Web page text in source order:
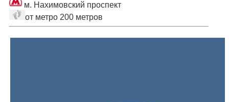
м. Нахимовский проспект
от метро 200 метров